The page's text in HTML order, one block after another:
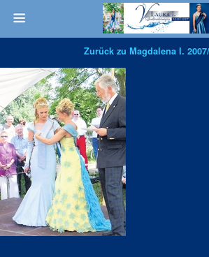
Zurück zu Magdalena I.